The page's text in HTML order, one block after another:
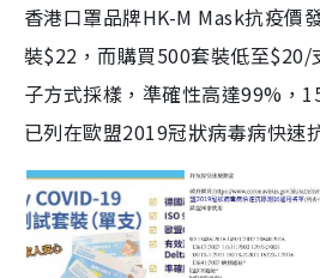
香港口罩品牌HK-M Mask抗疫價
裝$22，而購買500套裝低至$20/
子方式採樣，準確性高達99%，
已列在歐盟2019冠狀病毒病快速